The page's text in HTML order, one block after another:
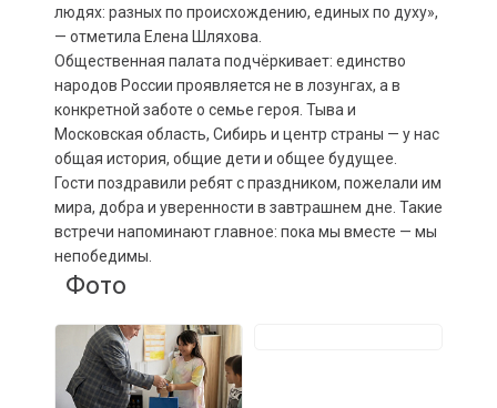
людях: разных по происхождению, единых по духу»,
— отметила Елена Шляхова.
Общественная палата подчёркивает: единство
народов России проявляется не в лозунгах, а в
конкретной заботе о семье героя. Тыва и
Московская область, Сибирь и центр страны — у нас
общая история, общие дети и общее будущее.
Гости поздравили ребят с праздником, пожелали им
мира, добра и уверенности в завтрашнем дне. Такие
встречи напоминают главное: пока мы вместе — мы
непобедимы.
Фото